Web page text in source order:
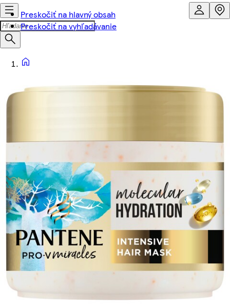
Preskočiť na hlavný obsah
Preskočiť na vyhľadávanie